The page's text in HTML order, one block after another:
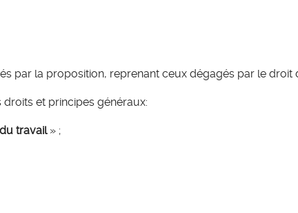
par la proposition, reprenant ceux dégagés par le droit
et principes généraux:
travail » ;